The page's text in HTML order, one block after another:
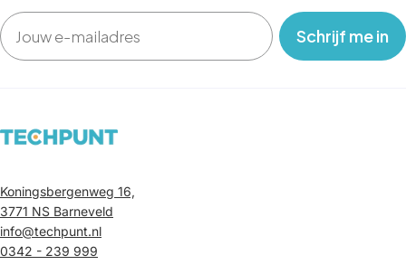
Email
‎ ‎ ‎ Schrijf me in‎ ‎ ‎ ‎
Koningsbergenweg 16,
3771 NS Barneveld
info@techpunt.nl
0342 - 239 999